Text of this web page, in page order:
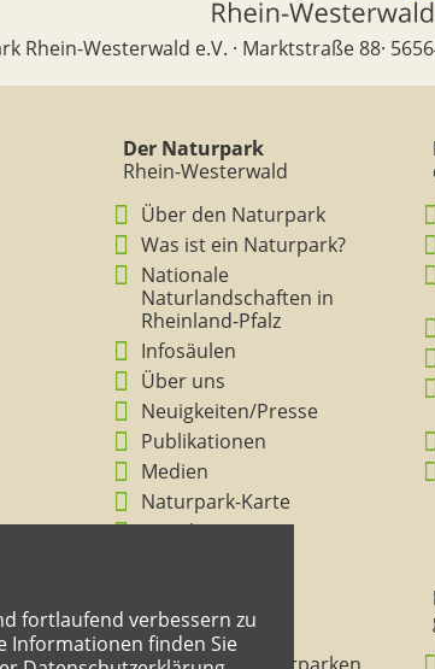
fortlaufend verbessern zu
Informationen finden Sie
Rhein-Westerwald e.V. · Marktstraße 88·
Der Naturpark
Rhein-Westerwald
Über den Naturpark
Was ist ein Naturpark?
Nationale
Naturlandschaften in
Rheinland-Pfalz
Infosäulen
Über uns
Neuigkeiten/Presse
Publikationen
Medien
Naturpark-Karte
Ansichten
verstehen